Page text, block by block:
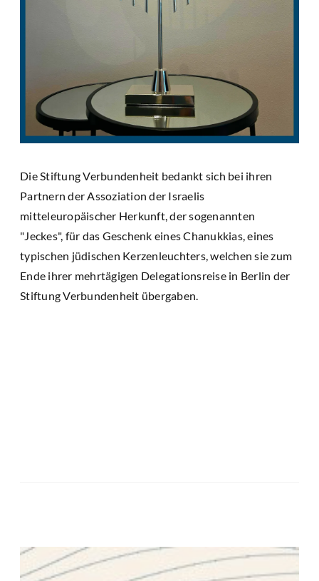
Die Stiftung Verbundenheit bedankt sich bei ihren
Partnern der Assoziation der Israelis
mitteleuropäischer Herkunft, der sogenannten
"Jeckes", für das Geschenk eines Chanukkias, eines
typischen jüdischen Kerzenleuchters, welchen sie zum
Ende ihrer mehrtägigen Delegationsreise in Berlin der
Stiftung Verbundenheit übergaben.